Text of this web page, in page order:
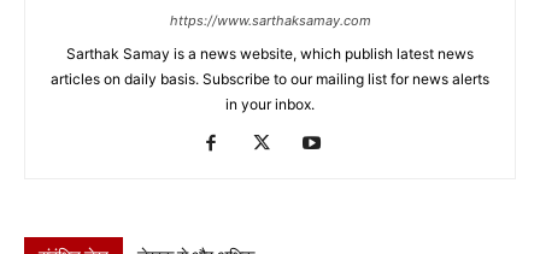
https://www.sarthaksamay.com
Sarthak Samay is a news website, which publish latest news
articles on daily basis. Subscribe to our mailing list for news alerts
in your inbox.